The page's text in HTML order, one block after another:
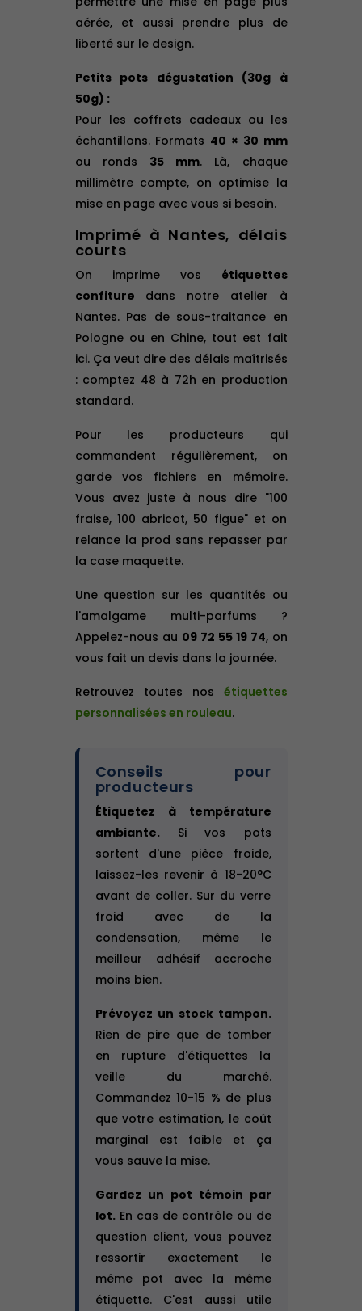
aérée, et aussi prendre plus de
liberté sur le design.
Petits pots dégustation (30g à
50g) :
Pour les coffrets cadeaux ou les
échantillons. Formats 40 × 30 mm
ou ronds 35 mm. Là, chaque
millimètre compte, on optimise la
mise en page avec vous si besoin.
Imprimé à Nantes, délais
courts
On imprime vos étiquettes
confiture dans notre atelier à
Nantes. Pas de sous-traitance en
Pologne ou en Chine, tout est fait
ici. Ça veut dire des délais maîtrisés
: comptez 48 à 72h en production
standard.
Pour les producteurs qui
commandent régulièrement, on
garde vos fichiers en mémoire.
Vous avez juste à nous dire "100
fraise, 100 abricot, 50 figue" et on
relance la prod sans repasser par
la case maquette.
Une question sur les quantités ou
l'amalgame multi-parfums ?
Appelez-nous au 09 72 55 19 74, on
vous fait un devis dans la journée.
Retrouvez toutes nos étiquettes
personnalisées en rouleau.
Conseils pour
producteurs
Étiquetez à température
ambiante.Si vos pots
sortent d'une pièce froide,
laissez-les revenir à 18-20°C
avant de coller. Sur du verre
froid avec de la
condensation, même le
meilleur adhésif accroche
moins bien.
Prévoyez un stock tampon.
Rien de pire que de tomber
en rupture d'étiquettes la
veille du marché.
Commandez 10-15 % de plus
que votre estimation, le coût
marginal est faible et ça
vous sauve la mise.
Gardez un pot témoin par
lot.En cas de contrôle ou de
question client, vous pouvez
ressortir exactement le
même pot avec la même
étiquette. C'est aussi utile